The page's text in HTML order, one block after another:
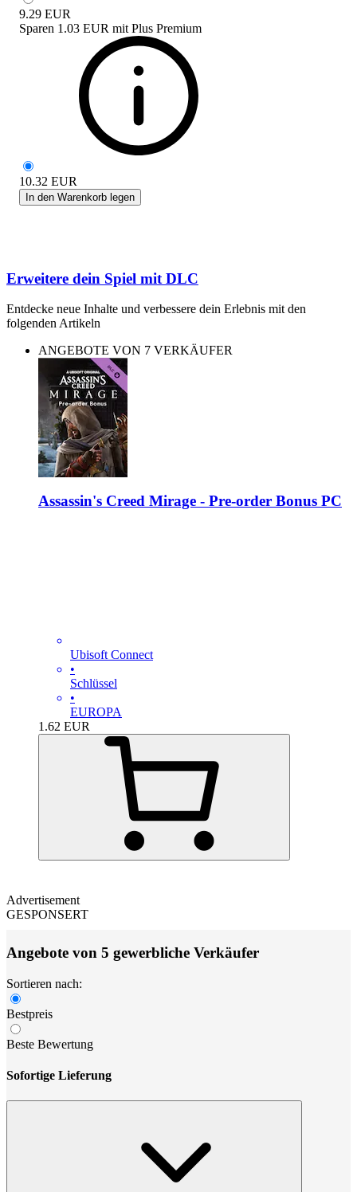
9.29 EUR
Sparen 1.03 EUR mit Plus Premium
10.32 EUR
In den Warenkorb legen
Erweitere dein Spiel mit DLC
Entdecke neue Inhalte und verbessere dein Erlebnis mit den
folgenden Artikeln
ANGEBOTE VON 7 VERKÄUFER
Assassin's Creed Mirage - Pre-order Bonus PC
Ubisoft Connect
•
Schlüssel
•
EUROPA
1.62 EUR
Advertisement
GESPONSERT
Angebote von 5 gewerbliche Verkäufer
Sortieren nach:
Bestpreis
Beste Bewertung
Sofortige Lieferung